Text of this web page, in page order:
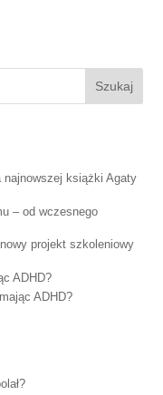
Szukaj
książki Agaty
– od wczesnego
projekt szkoleniowy
ADHD?
ADHD?